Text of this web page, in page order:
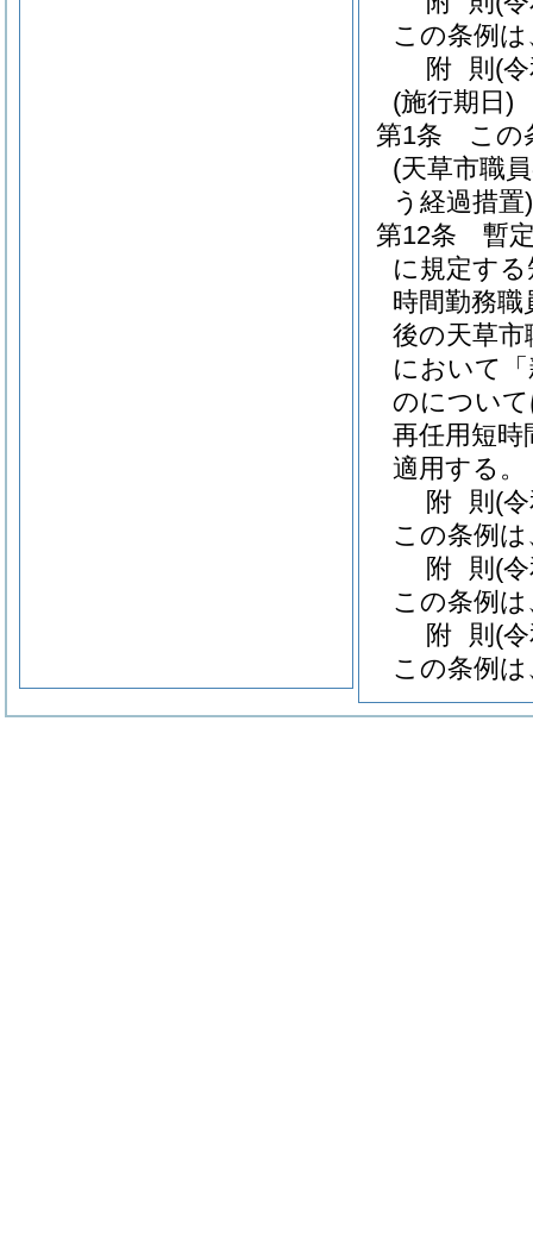
この条例
附 則 (
(施行期日)
第1条
この
(天草市職
う経過措置)
第12条
暫
に規定す
時間勤務
後の天草市
において
のについ
再任用短
適用する。
附 則 (
この条例
附 則 (
この条例
附 則 (
この条例